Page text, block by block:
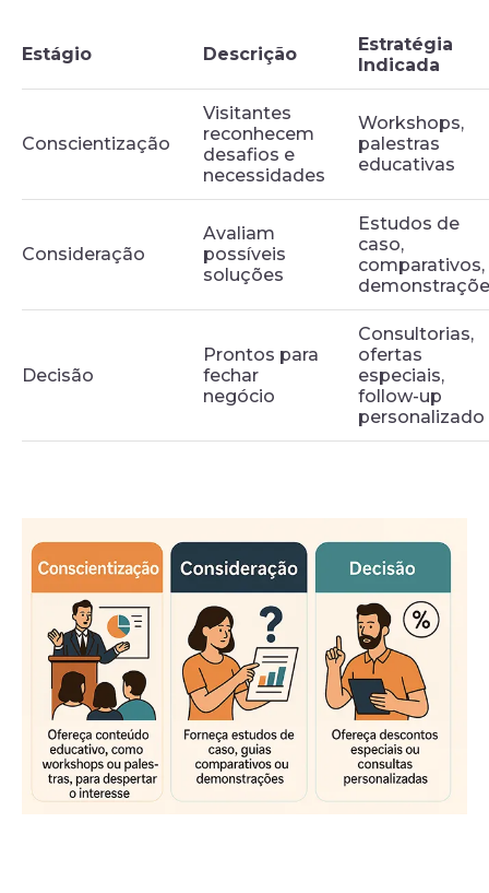
Estágio Descrição
Estratégia
Indicada
Conscientização
Visitantes
reconhecem
desafios e
necessidades
Workshops,
palestras
educativas
Consideração
Avaliam
possíveis
soluções
Estudos de
caso,
comparativos,
Decisão
Prontos para
fechar
negócio
Consultorias,
ofertas
especiais,
follow-up
personalizado